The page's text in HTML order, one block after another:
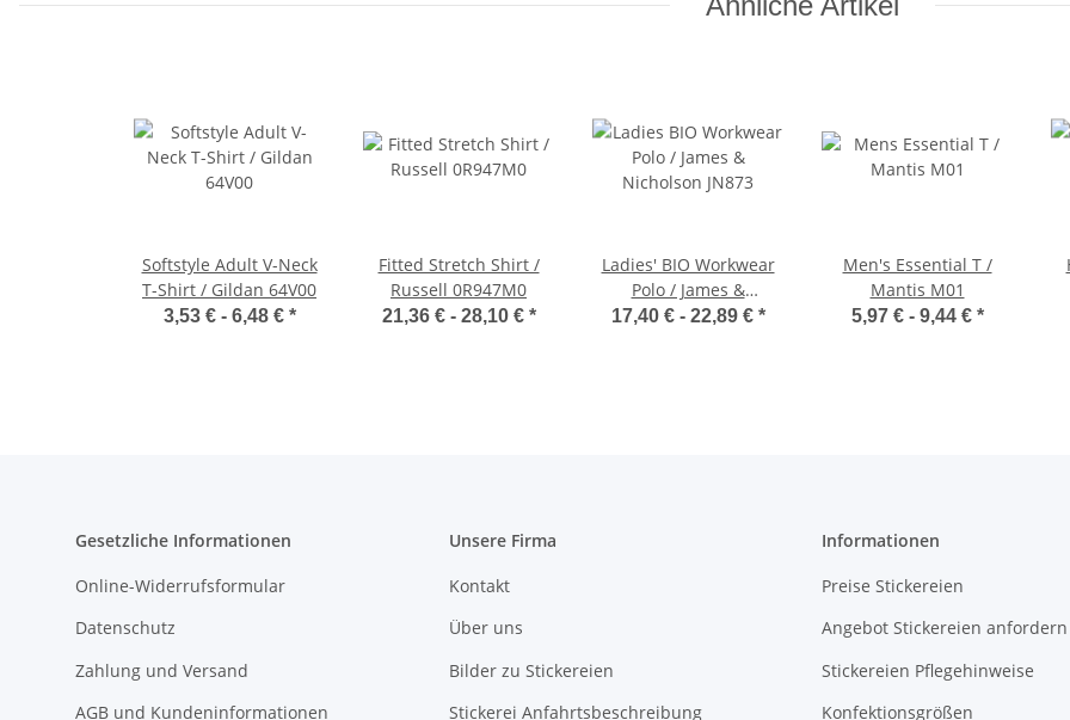
Softstyle Adult V-Neck
T-Shirt / Gildan 64V00
3,53 € - 6,48 € *
Fitted Stretch Shirt /
Russell 0R947M0
21,36 € - 28,10 € *
Ladies' BIO Workwear
Polo / James &
Nicholson JN873
17,40 € - 22,89 € *
Men's Essential T /
Mantis M01
5,97 € - 9,44 € *
Gesetzliche Informationen
Online-Widerrufsformular
Datenschutz
Zahlung und Versand
AGB und Kundeninformationen
Unsere Firma
Kontakt
Über uns
Bilder zu Stickereien
Stickerei Anfahrtsbeschreibung
Informationen
Preise Stickereien
Angebot Stickereien anfordern
Stickereien Pflegehinweise
Konfektionsgrößen